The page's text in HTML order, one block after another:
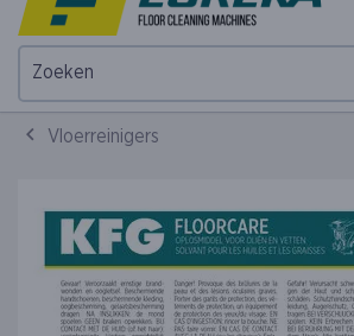
Vloerreinigers